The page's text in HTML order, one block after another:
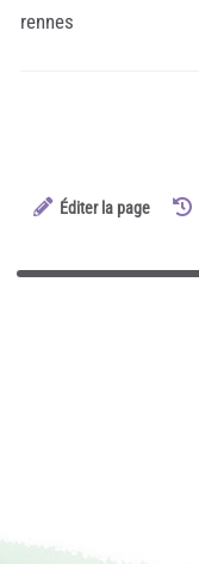
rennes
Éditer la page